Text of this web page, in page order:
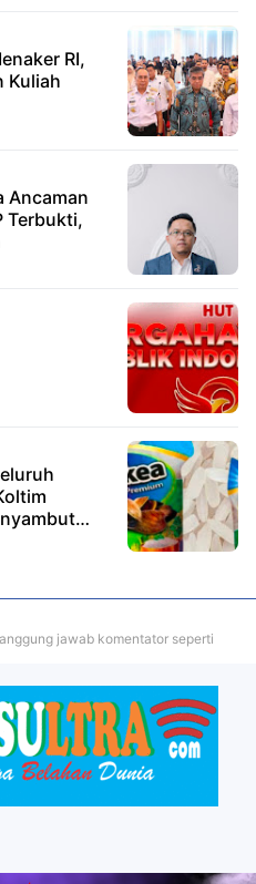
RI,
Kuliah
Ancaman
Terbukti,
jawab komentator seperti